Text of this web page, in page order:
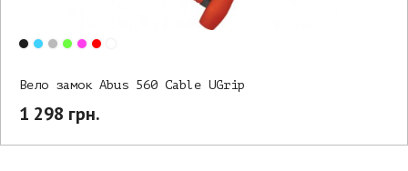
Вело замок Abus 560 Cable UGrip
1 298 грн.